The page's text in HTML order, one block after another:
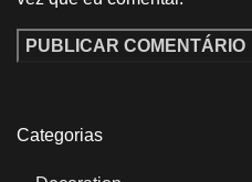
Categorias